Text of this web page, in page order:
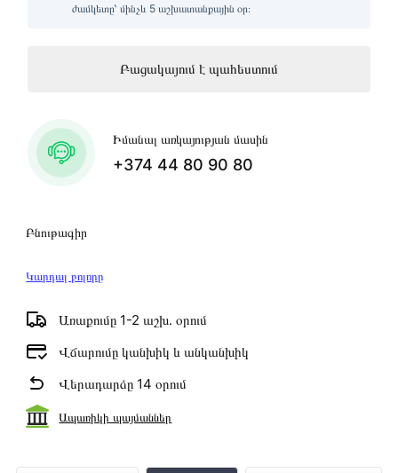
Բնութագիր
Կարդալ բոլորը
Առաքումը 1-2 աշխ․ օրում
Վճարումը կանխիկ և անկանխիկ
Վերադարձը 14 օրում
Ապառիկի պայմաններ
ժամկետը՝ մինչև 5 աշխատանքային օր։
Բացակայում է պահեստում
Իմանալ առկայության մասին
+374 44 80 90 80